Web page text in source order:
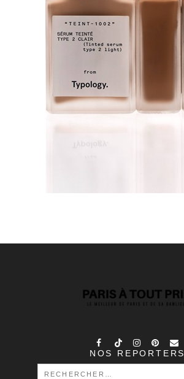
NOS REPORTERS